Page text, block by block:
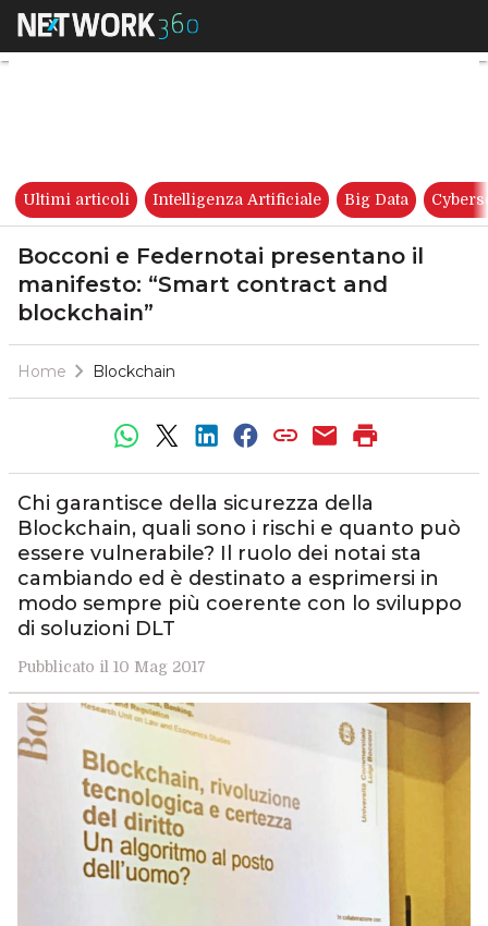
Bocconi e Federnotai
Ultimi articoli Intelligenza Artificiale Big Data
Bocconi e Federnotai presentano il
manifesto: “Smart contract and
blockchain”
Home Blockchain
Chi garantisce della sicurezza della
Blockchain, quali sono i rischi e quanto può
essere vulnerabile? Il ruolo dei notai sta
cambiando ed è destinato a esprimersi in
modo sempre più coerente con lo sviluppo
di soluzioni DLT
Pubblicato il 10 Mag 2017